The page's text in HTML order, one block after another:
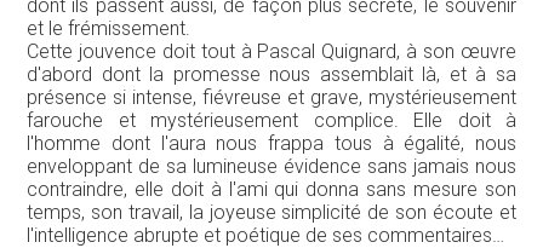
dont ils passent aussi, de façon plus secrète, le souvenir
et le frémissement.
Cette jouvence doit tout à Pascal Quignard, à son œuvre
d'abord dont la promesse nous assemblait là, et à sa
présence si intense, fiévreuse et grave, mystérieusement
farouche et mystérieusement complice. Elle doit à
l'homme dont l'aura nous frappa tous à égalité, nous
enveloppant de sa lumineuse évidence sans jamais nous
contraindre, elle doit à l'ami qui donna sans mesure son
temps, son travail, la joyeuse simplicité de son écoute et
l'intelligence abrupte et poétique de ses commentaires…